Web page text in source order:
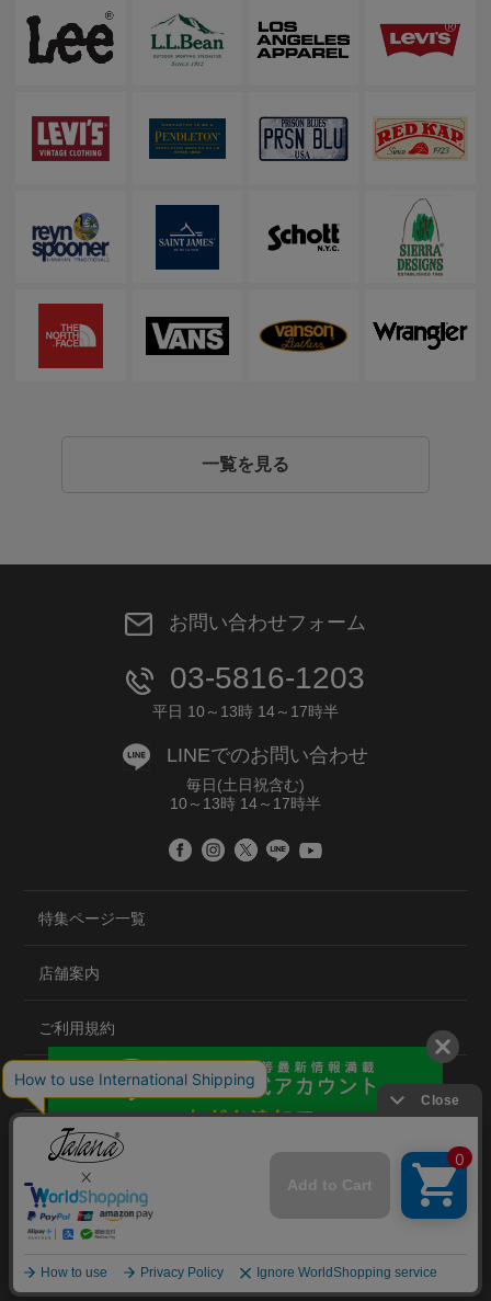
一覧を見る
お問い合わせフォーム
03-5816-1203
平日 10～13時 14～17時半
LINEでのお問い合わせ
毎日(土日祝含む)
10～13時 14～17時半
特集ページ一覧
店舗案内
ご利用規約
プライバシーポリシー
特定商取引法について
会社概要
©2020 TRANS GLOBAL CO.,LTD.